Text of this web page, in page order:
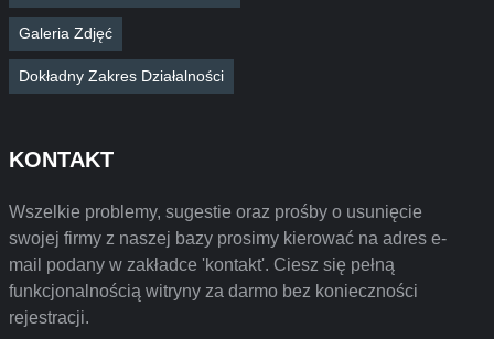
Galeria Zdjęć
Dokładny Zakres Działalności
KONTAKT
Wszelkie problemy, sugestie oraz prośby o usunięcie
swojej firmy z naszej bazy prosimy kierować na adres e-
mail podany w zakładce 'kontakt'. Ciesz się pełną
funkcjonalnością witryny za darmo bez konieczności
rejestracji.